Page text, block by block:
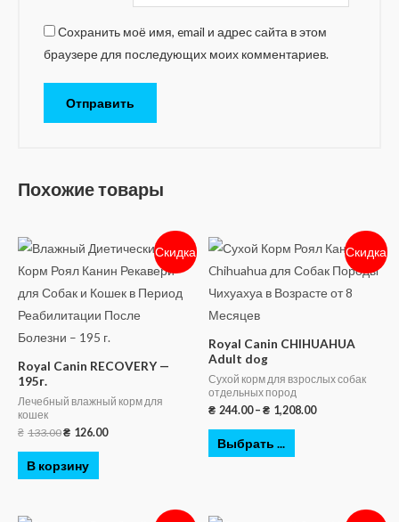
Сохранить моё имя, email и адрес сайта в этом
браузере для последующих моих комментариев.
Похожие товары
Скидка
Royal Canin RECOVERY —
195г.
Лечебный влажный корм для
кошек
₴ 133.00₴ 126.00
В корзину
Скидка
Royal Canin CHIHUAHUA
Adult dog
Сухой корм для взрослых собак
отдельных пород
₴ 244.00– ₴ 1,208.00
Выбрать ...